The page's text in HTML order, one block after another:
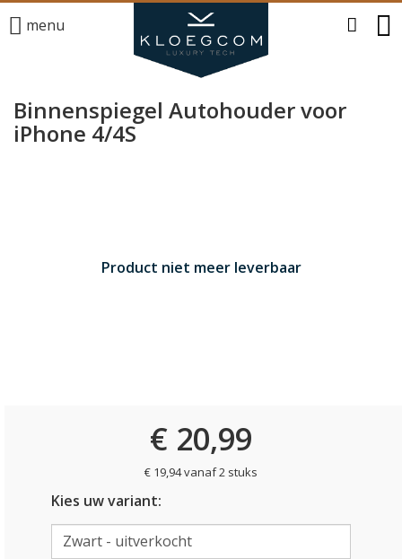
menu
Binnenspiegel Autohouder voor
iPhone 4/4S
Product niet meer leverbaar
€ 20,99
€ 19,94 vanaf 2 stuks
Kies uw variant: